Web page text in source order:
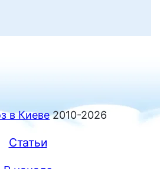
в Киеве2010-2026
Статьи